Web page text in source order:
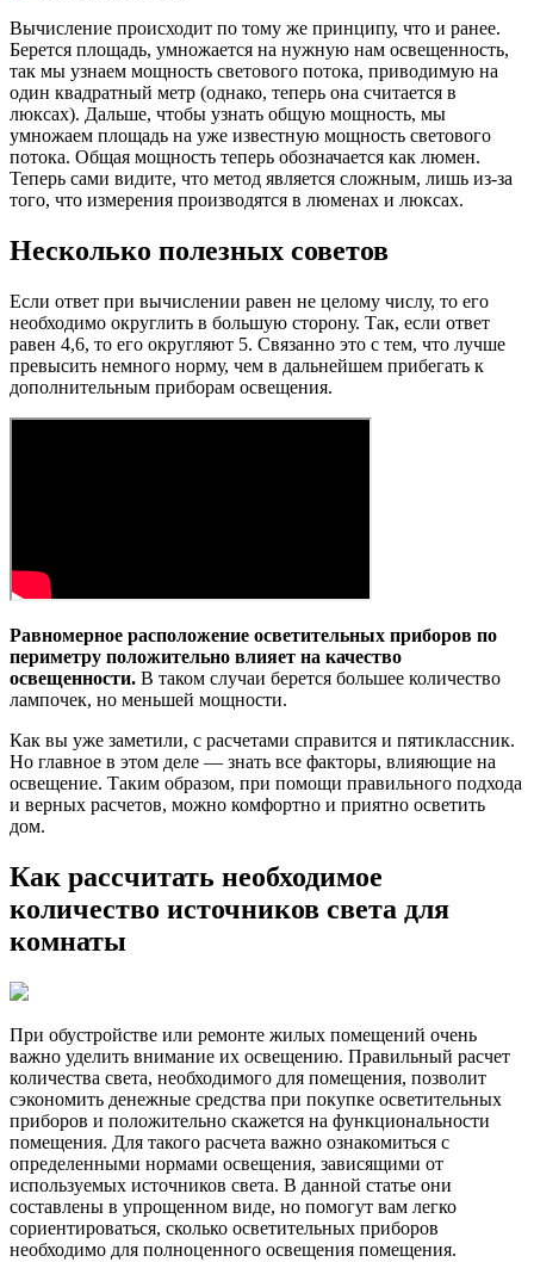
Вычисление происходит по тому же принципу, что и ранее.
Берется площадь, умножается на нужную нам освещенность,
так мы узнаем мощность светового потока, приводимую на
один квадратный метр (однако, теперь она считается в
люксах). Дальше, чтобы узнать общую мощность, мы
умножаем площадь на уже известную мощность светового
потока. Общая мощность теперь обозначается как люмен.
Теперь сами видите, что метод является сложным, лишь из-за
того, что измерения производятся в люменах и люксах.
Несколько полезных советов
Если ответ при вычислении равен не целому числу, то его
необходимо округлить в большую сторону. Так, если ответ
равен 4,6, то его округляют 5. Связанно это с тем, что лучше
превысить немного норму, чем в дальнейшем прибегать к
дополнительным приборам освещения.
Равномерное расположение осветительных приборов по
периметру положительно влияет на качество
освещенности. В таком случаи берется большее количество
лампочек, но меньшей мощности.
Как вы уже заметили, с расчетами справится и пятиклассник.
Но главное в этом деле — знать все факторы, влияющие на
освещение. Таким образом, при помощи правильного подхода
и верных расчетов, можно комфортно и приятно осветить
дом.
Как рассчитать необходимое
количество источников света для
комнаты
При обустройстве или ремонте жилых помещений очень
важно уделить внимание их освещению. Правильный расчет
количества света, необходимого для помещения, позволит
сэкономить денежные средства при покупке осветительных
приборов и положительно скажется на функциональности
помещения. Для такого расчета важно ознакомиться с
определенными нормами освещения, зависящими от
используемых источников света. В данной статье они
составлены в упрощенном виде, но помогут вам легко
сориентироваться, сколько осветительных приборов
необходимо для полноценного освещения помещения.